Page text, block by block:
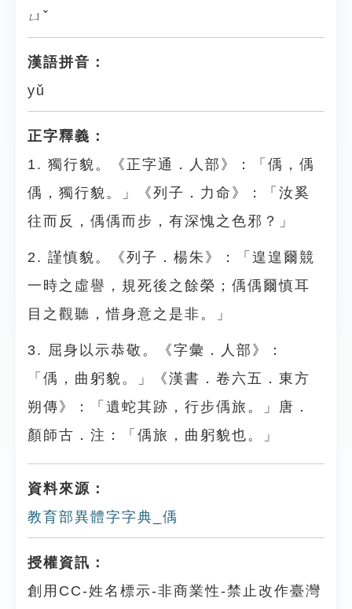
ㄩˇ
漢語拼音：
yǔ
正字釋義：
1. 獨行貌。《正字通．人部》：「偊，偊
偊，獨行貌。」《列子．力命》：「汝奚
往而反，偊偊而步，有深愧之色邪？」
2. 謹慎貌。《列子．楊朱》：「遑遑爾競
一時之虛譽，規死後之餘榮；偊偊爾慎耳
目之觀聽，惜身意之是非。」
3. 屈身以示恭敬。《字彙．人部》：
「偊，曲躬貌。」《漢書．卷六五．東方
朔傳》：「遺蛇其跡，行步偊旅。」唐．
顏師古．注：「偊旅，曲躬貌也。」
資料來源：
教育部異體字字典_偊
授權資訊：
創用CC-姓名標示-非商業性-禁止改作臺灣